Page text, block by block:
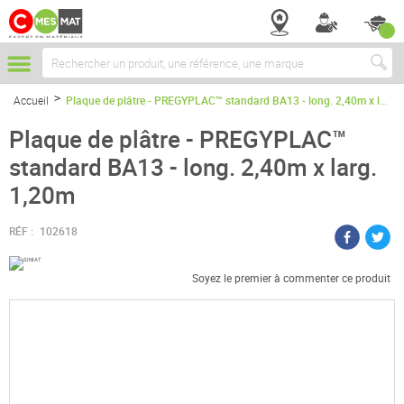
Chercher
Accueil Plaque de plâtre - PREGYPLAC™ standard BA13 - long. 2,40m x larg. 1,20m
Plaque de plâtre - PREGYPLAC™
standard BA13 - long. 2,40m x larg.
1,20m
RÉF : 102618
Soyez le premier à commenter ce produit
Passer